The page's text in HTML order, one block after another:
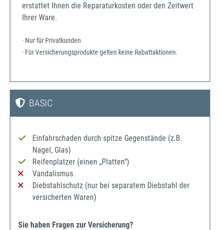
erstattet Ihnen die Reparaturkosten oder den Zeitwert
Ihrer Ware.
· Nur für Privatkunden
· Für Versicherungsprodukte gelten keine Rabattaktionen.
BASIC
Einfahrschaden durch spitze Gegenstände (z.B.
Nagel, Glas)
Reifenplatzer (einen „Platten“)
Vandalismus
Diebstahlschutz (nur bei separatem Diebstahl der
versicherten Waren)
Sie haben Fragen zur Versicherung?